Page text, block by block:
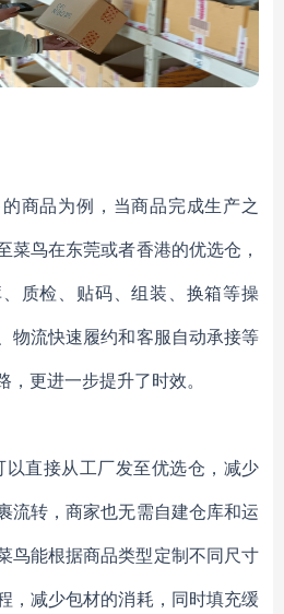
商品为例，当商品完成生产之
菜鸟在东莞或者香港的优选仓，
质检、贴码、组装、换箱等操
物流快速履约和客服自动承接等
更进一步提升了时效。
以直接从工厂发至优选仓，减少
流转，商家也无需自建仓库和运
鸟能根据商品类型定制不同尺寸
，减少包材的消耗，同时填充缓